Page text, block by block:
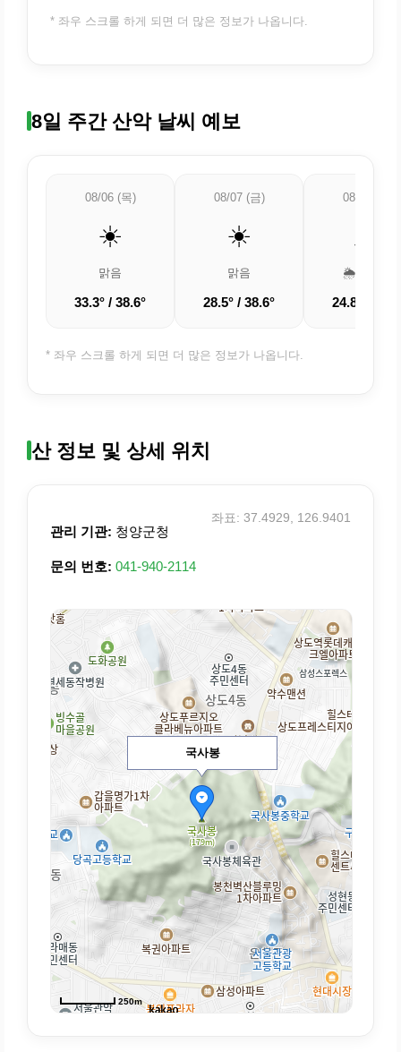
* 좌우 스크롤 하게 되면 더 많은 정보가 나옵니다.
8일 주간 산악 날씨 예보
08/06 (목)
☀️
맑음
33.3° / 38.6°
08/07 (금)
☀️
맑음
28.5° / 38.6°
08/08 (토)
🌦️ 소나기
24.8° /
* 좌우 스크롤 하게 되면 더 많은 정보가 나옵니다.
산 정보 및 상세 위치
관리 기관: 청양군청
문의 번호: 041-940-2114
좌표: 37.4929, 126.9401
국사봉
250m